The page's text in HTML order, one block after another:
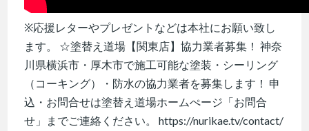
※応援レターやプレゼントなどは本社にお願い致し
ます。 ☆塗替え道場【関東店】協力業者募集！ 神奈
川県横浜市・厚木市で施工可能な塗装・シーリング
（コーキング）・防水の協力業者を募集します！ 申
込・お問合せは塗替え道場ホームぺージ「お問合
せ」までご連絡ください。 https://nurikae.tv/contact/